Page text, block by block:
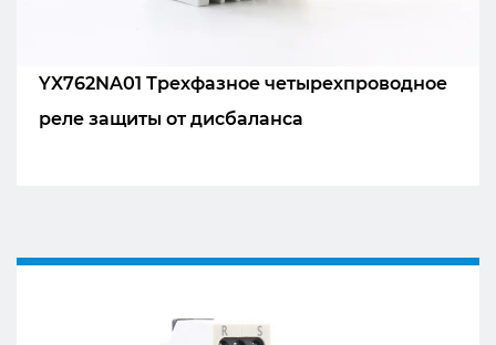
YX762NA01 Трехфазное четырехпроводное
реле защиты от дисбаланса